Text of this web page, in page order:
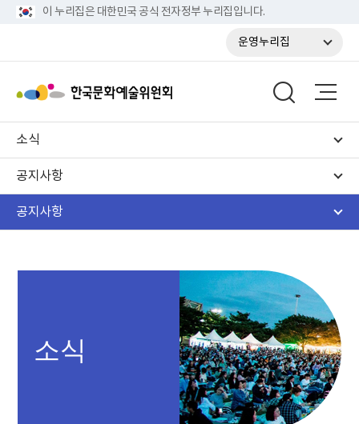
이 누리집은 대한민국 공식 전자정부 누리집입니다.
운영누리집
소식
공지사항
공지사항
소식